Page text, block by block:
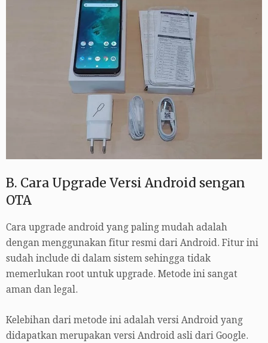
B. Cara Upgrade Versi Android sengan
OTA
Cara upgrade android yang paling mudah adalah
dengan menggunakan fitur resmi dari Android. Fitur ini
sudah include di dalam sistem sehingga tidak
memerlukan root untuk upgrade. Metode ini sangat
aman dan legal.
Kelebihan dari metode ini adalah versi Android yang
didapatkan merupakan versi Android asli dari Google.